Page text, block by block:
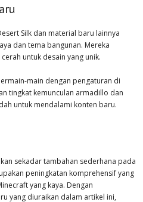
Silk dan material baru lainnya
dan tema bangunan. Mereka
untuk desain yang unik.
main dengan pengaturan di
tingkat kemunculan armadillo dan
untuk mendalami konten baru.
sekadar tambahan sederhana pada
peningkatan komprehensif yang
yang kaya. Dengan
yang diuraikan dalam artikel ini,